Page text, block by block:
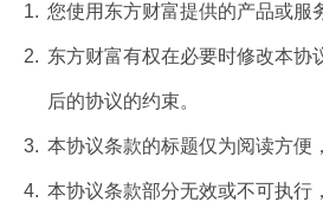
1. 您使用东方财富提供的产品或服
2. 东方财富有权在必要时修改本协
后的协议的约束。
3. 本协议条款的标题仅为阅读方便
4. 本协议条款部分无效或不可执行